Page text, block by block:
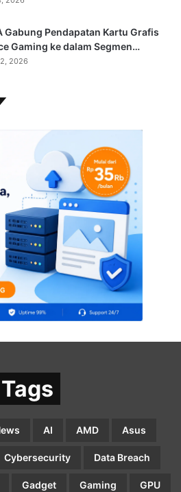
Gabung Pendapatan Kartu Grafis
Gaming ke dalam Segmen…
2026
Tags
AI AMD Asus
Cybersecurity Data Breach
Gadget Gaming GPU